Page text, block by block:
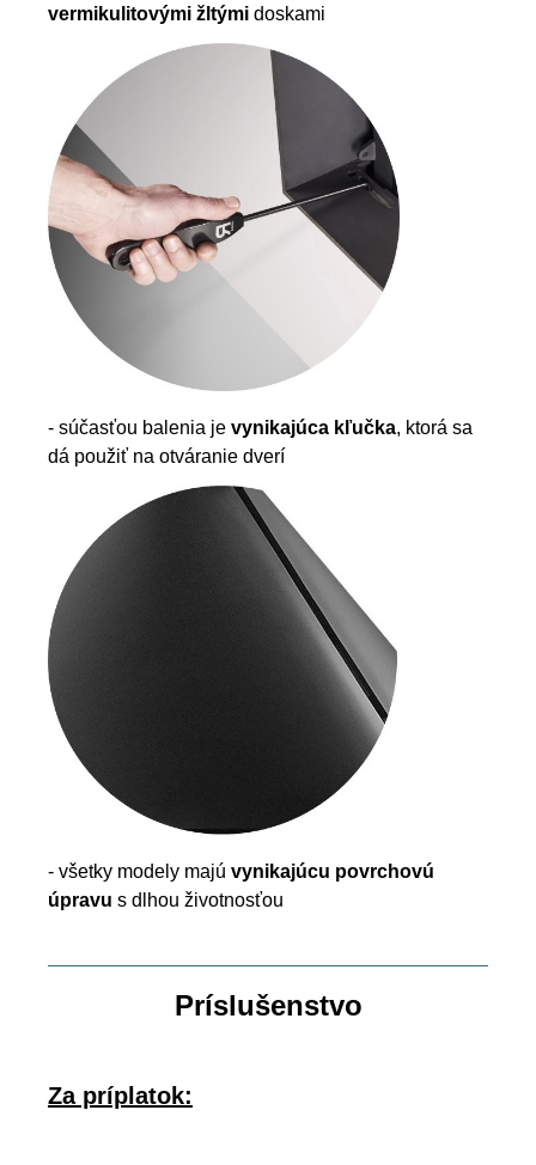
vermikulitovými žltými doskami
- súčasťou balenia je vynikajúca kľučka, ktorá sa
dá použiť na otváranie dverí
- všetky modely majú vynikajúcu povrchovú
úpravu s dlhou životnosťou
Príslušenstvo
Za príplatok: